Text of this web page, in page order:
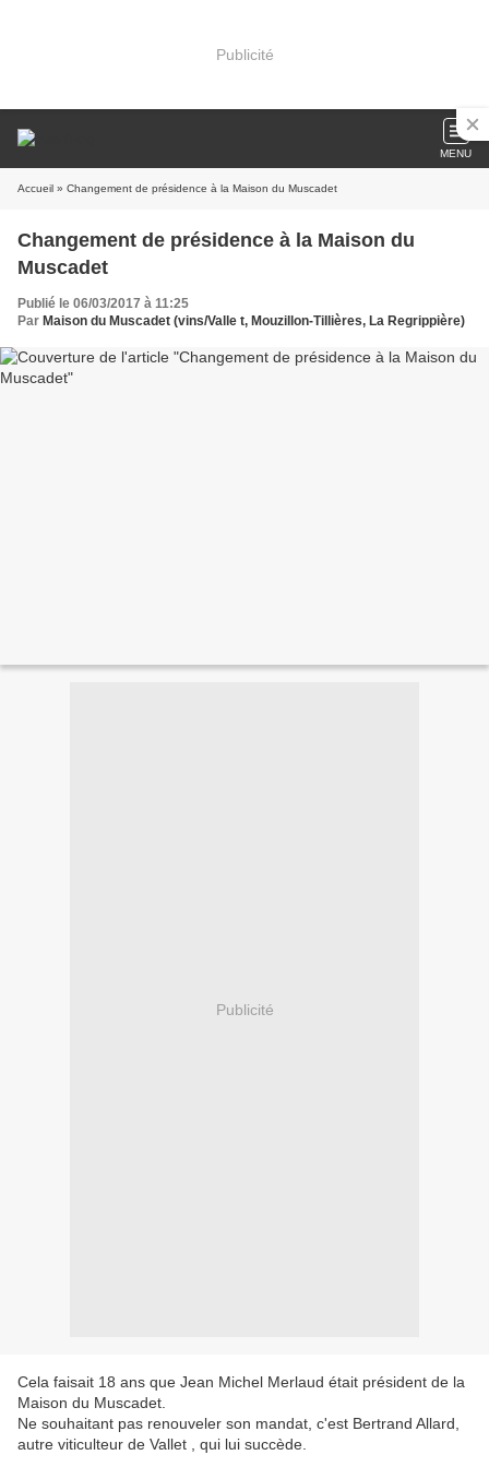
Publicité
MENU
Accueil » Changement de présidence à la Maison du Muscadet
Changement de présidence à la Maison du
Muscadet
Publié le 06/03/2017 à 11:25
Par Maison du Muscadet (vins/Valle t, Mouzillon-Tillières, La Regrippière)
Publicité
Cela faisait 18 ans que Jean Michel Merlaud était président de la
Maison du Muscadet.
Ne souhaitant pas renouveler son mandat, c'est Bertrand Allard,
autre viticulteur de Vallet , qui lui succède.